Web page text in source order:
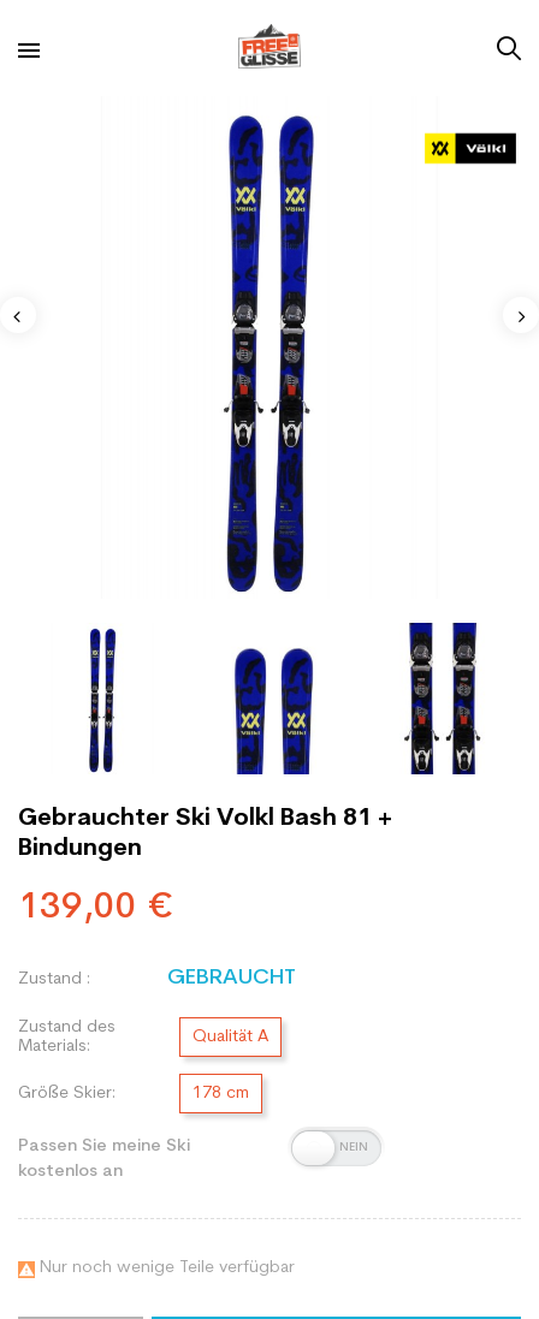
Gebrauchter Ski Volkl Bash 81 +
Bindungen
139,00 €
Zustand : GEBRAUCHT
Zustand des
Materials:
Qualität A
Größe Skier: 178 cm
Passen Sie meine Ski
kostenlos an
 Nur noch wenige Teile verfügbar